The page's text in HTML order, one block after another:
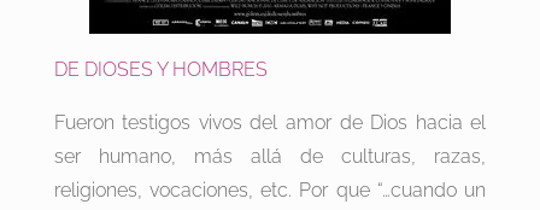
DE DIOSES Y HOMBRES
Fueron testigos vivos del amor de Dios hacia el
ser humano, más allá de culturas, razas,
religiones, vocaciones, etc. Por que “…cuando un